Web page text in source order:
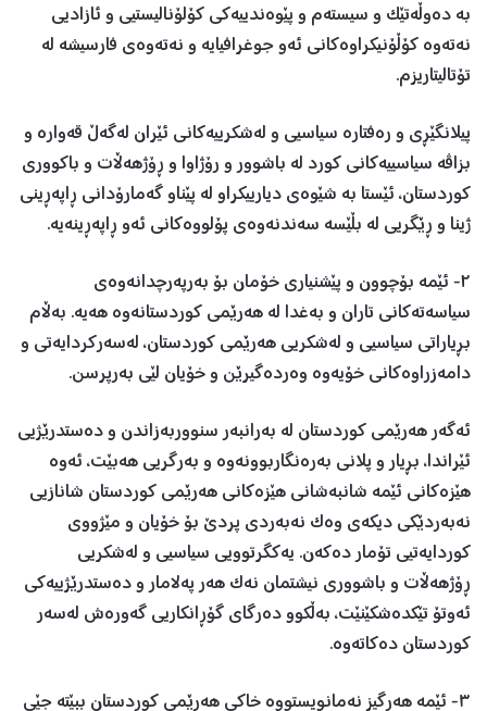
بە دەوڵەتێک و سیستەم و پێوەندییەکی کۆلۆنالیستیی و ئازادیی
نەتەوە کۆڵۆنیکراوەکانی ئەو جوغرافیایە و نەتەوەی فارسیشە لە
تۆتالیتاریزم.
پیلانگێڕی و رەفتارە سیاسیی و لەشکرییەکانی ئێران لەگەڵ قەوارە و
بزاڤە سیاسییەکانی کورد لە باشوور و رۆژاوا و ڕۆژھەڵات و باکووری
کوردستان، ئێستا بە شێوەی دیارییکراو لە پێناو گەمارۆدانی ڕاپەڕینی
ژینا و ڕێگریی لە بڵێسە سەندنەوەی پۆلووەکانی ئەو ڕاپەڕینەیە.
٢- ئێمە بۆچوون و پێشنیاری خۆمان بۆ بەرپەرچدانەوەی
سیاسەتەکانی تاران و بەغدا لە ھەرێمی کوردستانەوە ھەیە. بەڵام
بڕیاراتی سیاسیی و لەشکریی هەرێمی کوردستان، لەسەرکردایەتی و
دامەزراوەکانی خۆیەوە وەردەگیرێن و خۆیان لێی بەرپرسن.
ئەگەر هەرێمی کوردستان لە بەرانبەر سنووربەزاندن و دەستدرێژیی
ئێراندا، بڕیار و پلانی بەرەنگاربوونەوە و بەرگریی هەبێت، ئەوە
هێزەکانی ئێمە شانبەشانی هێزەکانی هەرێمی کوردستان شانازیی
نەبەردێکی دیکەی وەک نەبەردی پردێ بۆ خۆیان و مێژووی
کوردایەتیی تۆمار دەکەن. یەکگرتوویی سیاسیی و لەشکریی
ڕۆژھەڵات و باشووری نیشتمان نەک ھەر پەلامار و دەستدرێژییەکی
ئەوتۆ تێکدەشکێنێت، بەڵکوو دەرگای گۆڕانکاریی گەورەش لەسەر
کوردستان دەکاتەوە.
٣- ئێمە ھەرگیز نەمانویستووە خاکی ھەرێمی کوردستان ببێتە جێی